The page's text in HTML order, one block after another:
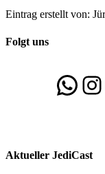
Eintrag erstellt von:
Folgt uns
Aktueller JediCast